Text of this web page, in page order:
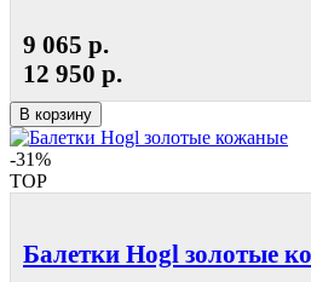
9 065 р.
12 950 р.
В корзину
-31%
TOP
Балетки Hogl золотые